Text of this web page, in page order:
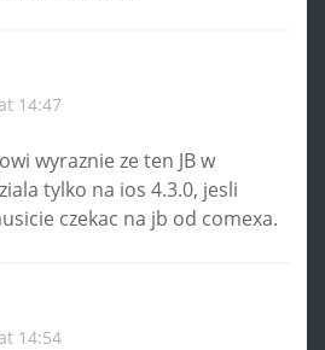
14:47
wyraznie ze ten JB w
tylko na ios 4.3.0, jesli
czekac na jb od comexa.
14:54